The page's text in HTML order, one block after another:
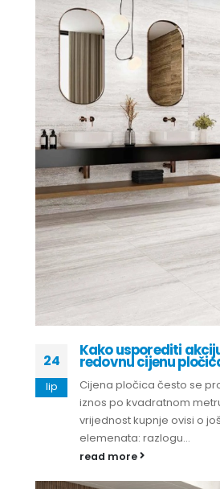
24
lip
Kako usporediti
redovnu cijenu
Cijena pločica često se
iznos po kvadratnom
vrijednost kupnje ovisi o
elemenata: razlogu...
read more